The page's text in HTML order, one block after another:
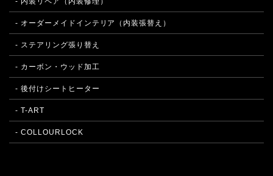
- オーダーメイドインテリア（内装張替え）
- ステアリング張り替え
- カーボン・ウッド加工
- 後付けシートヒーター
- T-ART
- COLLOURLOCK